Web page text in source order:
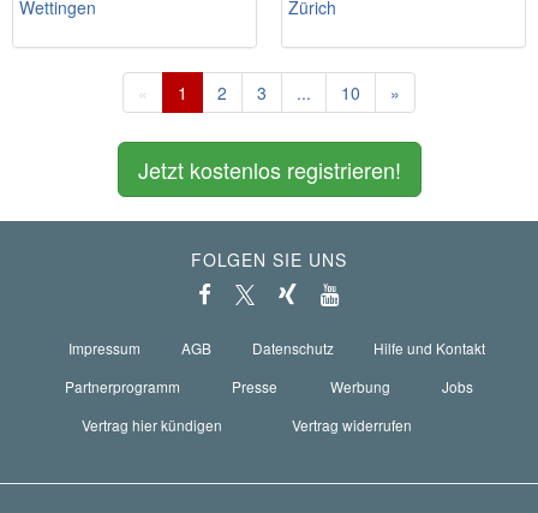
Wettingen
Zürich
« 1 2 3 ... 10 »
Jetzt kostenlos registrieren!
FOLGEN SIE UNS
Impressum AGB Datenschutz
Hilfe und Kontakt
Partnerprogramm
Presse Werbung
Jobs
Vertrag hier kündigen
Vertrag widerrufen